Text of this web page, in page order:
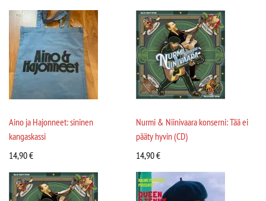
Aino ja Hajonneet: sininen
kangaskassi
14,90€
Nurmi & Niinivaara konserni: Tää ei
pääty hyvin (CD)
14,90€